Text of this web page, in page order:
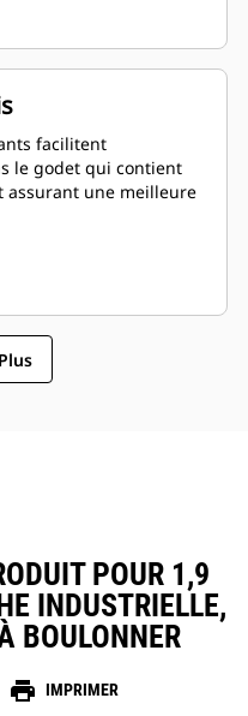
facilitent
le godet qui contient
assurant une meilleure
POUR 1,9
INDUSTRIELLE,
BOULONNER
print IMPRIMER